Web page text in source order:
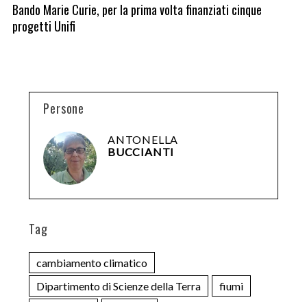
Bando Marie Curie, per la prima volta finanziati cinque
progetti Unifi
Persone
ANTONELLA
BUCCIANTI
Tag
cambiamento climatico
Dipartimento di Scienze della Terra
fiumi